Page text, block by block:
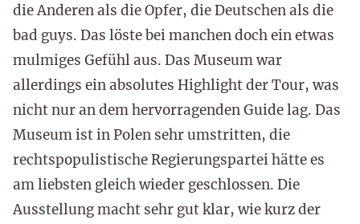
die Anderen als die Opfer, die Deutschen als die
bad guys. Das löste bei manchen doch ein etwas
mulmiges Gefühl aus. Das Museum war
allerdings ein absolutes Highlight der Tour, was
nicht nur an dem hervorragenden Guide lag. Das
Museum ist in Polen sehr umstritten, die
rechtspopulistische Regierungspartei hätte es
am liebsten gleich wieder geschlossen. Die
Ausstellung macht sehr gut klar, wie kurz der